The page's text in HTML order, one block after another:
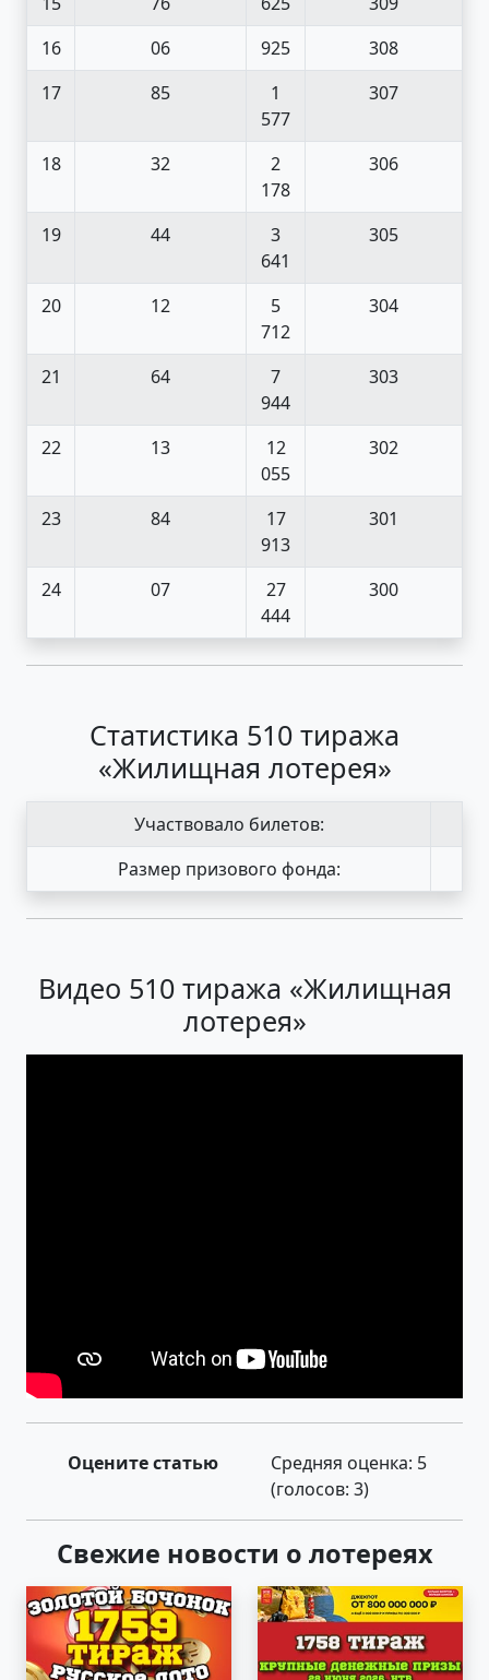
16
06 925
308
17
85
1
577
307
18 32
2
178
306
19 44
3
641
305
20 12
5
712
304
21 64
7
944
303
22 13
12
055
302
23 84
17
913
301
24 07
27
444
300
Статистика 510 тиража
«Жилищная лотерея»
Участвовало билетов:
Размер призового фонда:
Видео 510 тиража «Жилищная
лотерея»
Оцените статью Средняя оценка: 5
(голосов: 3)
Свежие новости о лотереях